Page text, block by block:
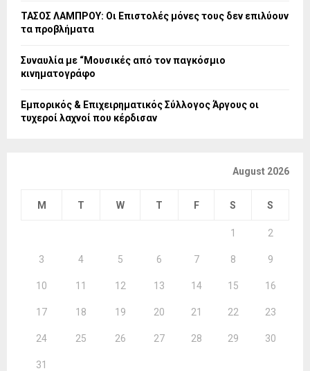
ΤΑΣΟΣ ΛΑΜΠΡΟΥ: Οι Επιστολές μόνες τους δεν επιλύουν
τα προβλήματα
Συναυλία με “Μουσικές από τον παγκόσμιο
κινηματογράφο
Εμπορικός & Επιχειρηματικός Σύλλογος Άργους οι
τυχεροί λαχνοί που κέρδισαν
August 2026
M T W T F S S
1 2
3 4 5 6 7 8 9
10 11 12 13 14 15 16
17 18 19 20 21 22 23
24 25 26 27 28 29 30
31